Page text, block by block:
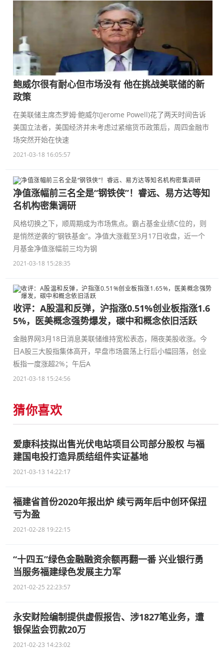
鲍威尔很有耐心但市场没有 他在挑战美联储的新
政策
在美联储主席杰罗姆·鲍威尔(Jerome Powell)花了两天时间告诉
美国立法者，美国经济并未考虑过紧缩货币政策后，周四金融市
场突然开始在快速
2021-03-18 16:05:57
净值涨幅前三名全是“钢铁侠”！睿远、易方达等知
名机构密集调研
风格切换之下，顺周期成为市场焦点。霸占基金业绩C位的，则
是悄然逆袭的“钢铁基金”。净值大涨截至3月17日收盘，近一个
月基金净值涨幅前三均为钢
2021-03-18 15:28:35
收评：A股温和反弹，沪指涨0.51%创业板指涨1.6
5%，医美概念强势爆发，碳中和概念依旧活跃
金融界网3月18日消息美联储维持宽松表态，隔夜美股收涨。今
日A股三大股指集体高开，早盘市场震荡上行后小幅回落，创业
板指一度涨超2%；午后A
2021-03-18 15:24:56
猜你喜欢
爱康科技拟出售光伏电站项目公司部分股权 与福
建国电投打造异质结组件实证基地
2021-03-13 14:22:17
福建省首份2020年报出炉 续亏两年后中创环保扭
亏为盈
2021-02-28 19:22:15
“十四五”绿色金融融资余额再翻一番 兴业银行勇
当服务福建绿色发展主力军
2021-02-25 22:23:57
永安财险编制提供虚假报告、涉1827笔业务，遭
银保监会罚款20万
2021-02-23 14:23:02